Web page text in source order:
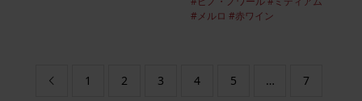
#メルロ #赤ワイン
 1 2 3 4 5 … 7